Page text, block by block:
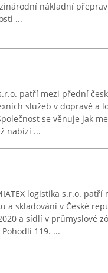
nákladní
...
patří mezi přední
služeb v dopravě a
se věnuje jak
nabízí ...
logistika s.r.o.
a skladování v České
a sídlí v průmyslové
119. ...